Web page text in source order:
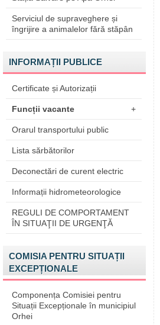
Serviciul de supraveghere și
îngrijire a animalelor fără stăpân
INFORMAȚII PUBLICE
Certificate și Autorizații
Funcții vacante +
Orarul transportului public
Lista sărbătorilor
Deconectări de curent electric
Informații hidrometeorologice
REGULI DE COMPORTAMENT
ÎN SITUAŢII DE URGENŢĂ
COMISIA PENTRU SITUAȚII
EXCEPȚIONALE
Componența Comisiei pentru
Situații Excepționale în municipiul
Orhei